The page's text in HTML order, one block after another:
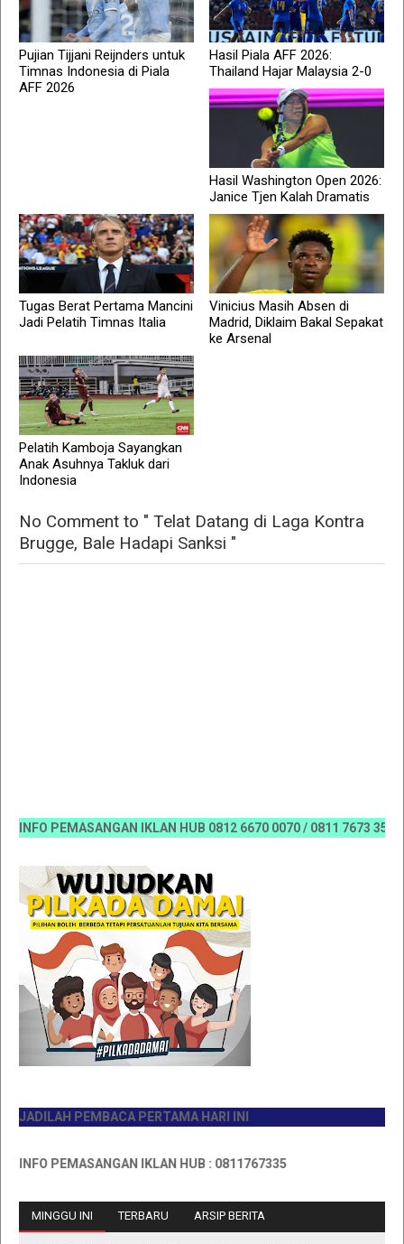
Pujian Tijjani Reijnders untuk
Timnas Indonesia di Piala
AFF 2026
Hasil Piala AFF 2026:
Thailand Hajar Malaysia 2-0
Hasil Washington Open 2026:
Janice Tjen Kalah Dramatis
Tugas Berat Pertama Mancini
Jadi Pelatih Timnas Italia
Vinicius Masih Absen di
Madrid, Diklaim Bakal Sepakat
ke Arsenal
Pelatih Kamboja Sayangkan
Anak Asuhnya Takluk dari
Indonesia
No Comment to " Telat Datang di Laga Kontra
Brugge, Bale Hadapi Sanksi "
PEMASANGAN IKLAN HUB 0812 6670 0070 / 0811 7673 35,
PEMBACA PERTAMA HARI INI
PEMASANGAN IKLAN HUB : 0811767335
MINGGU INI TERBARU ARSIP BERITA